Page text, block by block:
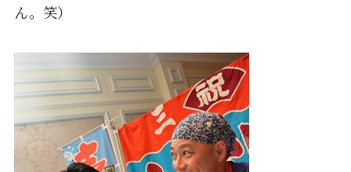
ん。笑）